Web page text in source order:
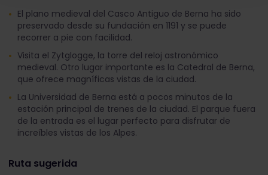
El plano medieval del Casco Antiguo de Berna ha sido
preservado desde su fundación en 1191 y se puede
recorrer a pie con facilidad.
Visita el Zytglogge, la torre del reloj astronómico
medieval. Otro lugar importante es la Catedral de Berna,
que ofrece magníficas vistas de la ciudad.
La Universidad de Berna está a pocos minutos de la
estación principal de trenes de la ciudad. El parque fuera
de la entrada es el lugar perfecto para disfrutar de
increíbles vistas de los Alpes.
Ruta sugerida